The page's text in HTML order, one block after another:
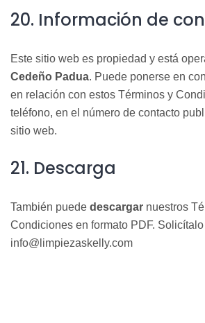
20. Información de
Este sitio web es propiedad y está
Cedeño Padua. Puede ponerse en
en relación con estos Términos y
teléfono, en el número de contacto
sitio web.
21. Descarga
También puede descargar nuestros
Condiciones en formato PDF. Solicítalo
info@limpiezaskelly.com